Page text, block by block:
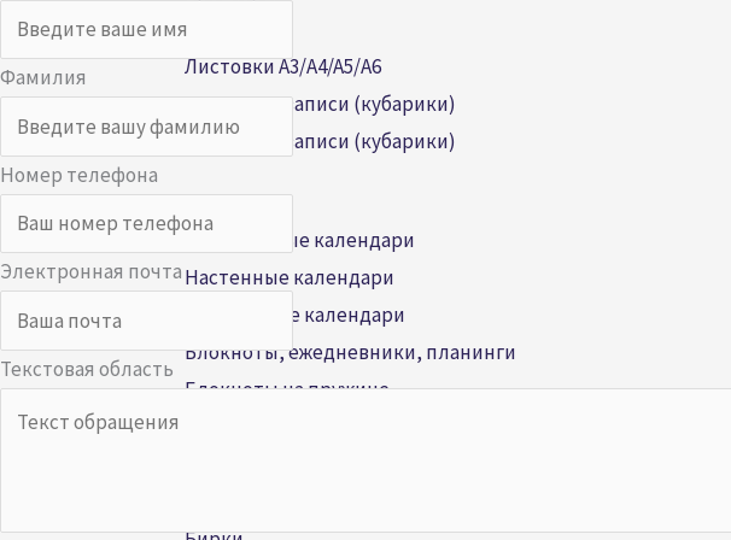
Буклеты
Листовки А3/A4/A5/А6
Блоки для записи (кубарики)
Блоки для записи (кубарики)
Календари
Квартальные календари
Настенные календари
Настольные календари
Блокноты, ежедневники, планинги
Блокноты на пружине
Фамилия
Номер телефона
Электронная почта
Текстовая область